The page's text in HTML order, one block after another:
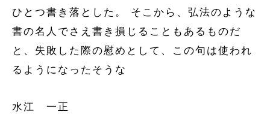
ひとつ書き落とした。 そこから、弘法のような
書の名人でさえ書き損じることもあるものだ
と、失敗した際の慰めとして、この句は使われ
るようになったそうな
水江 一正